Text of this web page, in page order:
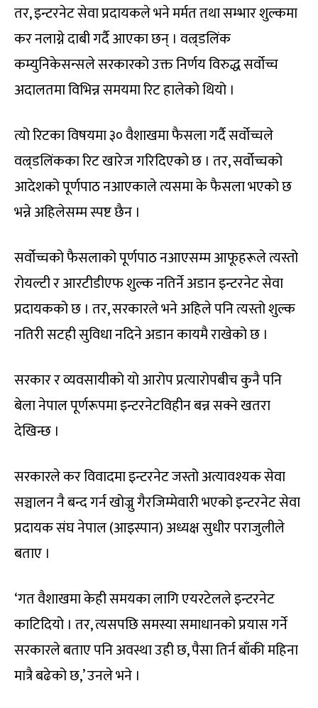
तर, इन्टरनेट सेवा प्रदायकले भने मर्मत तथा सम्भार शुल्कमा
कर नलाग्ने दाबी गर्दै आएका छन् । वल्र्डलिंक
कम्युनिकेसन्सले सरकारको उक्त निर्णय विरुद्ध सर्वोच्च
अदालतमा विभिन्न समयमा रिट हालेको थियो ।
त्यो रिटका विषयमा ३० वैशाखमा फैसला गर्दै सर्वोच्चले
वल्र्डलिंकका रिट खारेज गरिदिएको छ । तर, सर्वोच्चको
आदेशको पूर्णपाठ नआएकाले त्यसमा के फैसला भएको छ
भन्ने अहिलेसम्म स्पष्ट छैन ।
सर्वोच्चको फैसलाको पूर्णपाठ नआएसम्म आफूहरूले त्यस्तो
रोयल्टी र आरटीडीएफ शुल्क नतिर्ने अडान इन्टरनेट सेवा
प्रदायकको छ । तर, सरकारले भने अहिले पनि त्यस्तो शुल्क
नतिरी सटही सुविधा नदिने अडान कायमै राखेको छ ।
सरकार र व्यवसायीको यो आरोप प्रत्यारोपबीच कुनै पनि
बेला नेपाल पूर्णरूपमा इन्टरनेटविहीन बन्न सक्ने खतरा
देखिन्छ ।
सरकारले कर विवादमा इन्टरनेट जस्तो अत्यावश्यक सेवा
सञ्चालन नै बन्द गर्न खोज्नु गैरजिम्मेवारी भएको इन्टरनेट सेवा
प्रदायक संघ नेपाल (आइस्पान) अध्यक्ष सुधीर पराजुलीले
बताए ।
‘गत वैशाखमा केही समयका लागि एयरटेलले इन्टरनेट
काटिदियो । तर, त्यसपछि समस्या समाधानको प्रयास गर्ने
सरकारले बताए पनि अवस्था उही छ, पैसा तिर्न बाँकी महिना
मात्रै बढेको छ,’ उनले भने ।